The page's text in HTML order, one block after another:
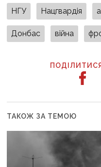
НГУ Нацгвардія
Донбас війна
ТАКОЖ ЗА ТЕМОЮ